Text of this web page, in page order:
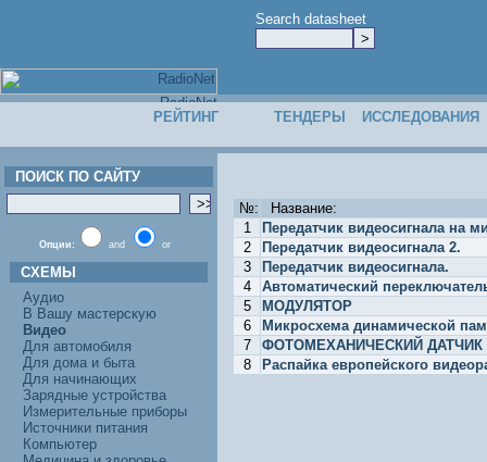
Search datasheet
РЕЙТИНГ ТЕНДЕРЫ ИССЛЕДОВАНИЯ
ПОИСК ПО САЙТУ
Опции: and or
СХЕМЫ
Аудио
В Вашу мастерскую
Видео
Для автомобиля
Для дома и быта
Для начинающих
Зарядные устройства
Измерительные приборы
Источники питания
Компьютер
№:
Название:
1
Передатчик видеосигнала на
2
Передатчик видеосигнала 2.
3
Передатчик видеосигнала.
4
Автоматический
5
МОДУЛЯТОР
6
Микросхема динамической
7
ФОТОМЕХАНИЧЕСКИЙ ДАТЧИК
8
Распайка европейского